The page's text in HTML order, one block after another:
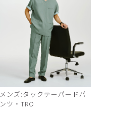
メンズ:タックテーパードパ
ンツ・TRO